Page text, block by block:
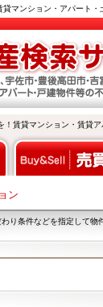
マンション・アパート
賃貸マンション・賃貸
ン
り条件などを指定して物